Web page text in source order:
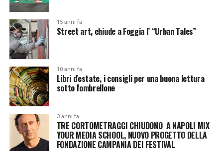
15 anni fa
Street art, chiude a Foggia l’ “Urban Tales”
10 anni fa
Libri d'estate, i consigli per una buona lettura
sotto l'ombrellone
3 anni fa
TRE CORTOMETRAGGI CHIUDONO A NAPOLI MIX
YOUR MEDIA SCHOOL, NUOVO PROGETTO DELLA
FONDAZIONE CAMPANIA DEI FESTIVAL